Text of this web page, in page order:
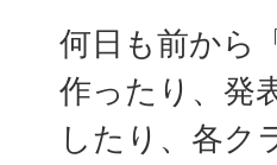
何日も前から
作ったり、発
したり、各ク